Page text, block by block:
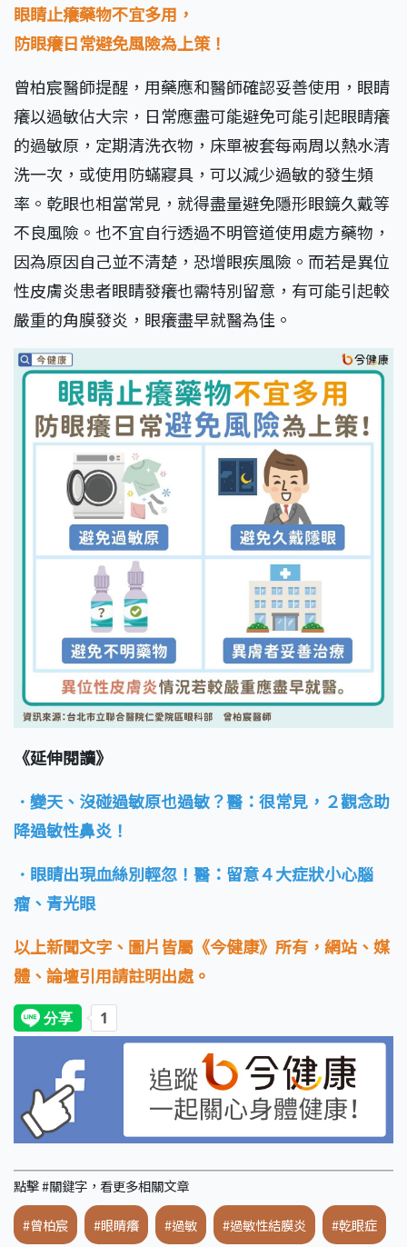
眼睛止癢藥物不宜多用，
防眼癢日常避免風險為上策！
曾柏宸醫師提醒，用藥應和醫師確認妥善使用，眼睛
癢以過敏佔大宗，日常應盡可能避免可能引起眼睛癢
的過敏原，定期清洗衣物，床單被套每兩周以熱水清
洗一次，或使用防蟎寢具，可以減少過敏的發生頻
率。乾眼也相當常見，就得盡量避免隱形眼鏡久戴等
不良風險。也不宜自行透過不明管道使用處方藥物，
因為原因自己並不清楚，恐增眼疾風險。而若是異位
性皮膚炎患者眼睛發癢也需特別留意，有可能引起較
嚴重的角膜發炎，眼癢盡早就醫為佳。
《延伸閱讀》
．變天、沒碰過敏原也過敏？醫：很常見，２觀念助
降過敏性鼻炎！
．眼睛出現血絲別輕忽！醫：留意４大症狀小心腦
瘤、青光眼
以上新聞文字、圖片皆屬《今健康》所有，網站、媒
體、論壇引用請註明出處。
點擊 #關鍵字，看更多相關文章
#曾柏宸 #眼睛癢 #過敏 #過敏性結膜炎 #乾眼症